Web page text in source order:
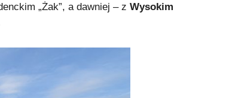
„Żak”, a dawniej – zWysokim